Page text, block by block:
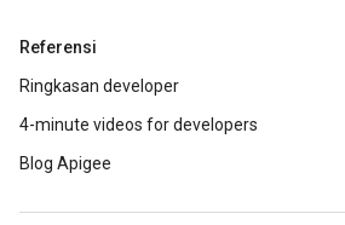
Referensi
Ringkasan developer
4-minute videos for developers
Blog Apigee